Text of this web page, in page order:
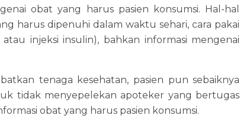
obat yang harus pasien konsumsi. Hal-hal
harus dipenuhi dalam waktu sehari, cara pakai
injeksi insulin), bahkan informasi mengenai
tenaga kesehatan, pasien pun sebaiknya
tidak menyepelekan apoteker yang bertugas
obat yang harus pasien konsumsi.